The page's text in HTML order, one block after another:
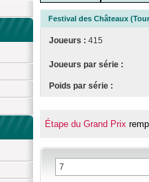
Festival des Châteaux
Joueurs : 415
Joueurs par série :
Poids par série :
Étape du Grand Prix